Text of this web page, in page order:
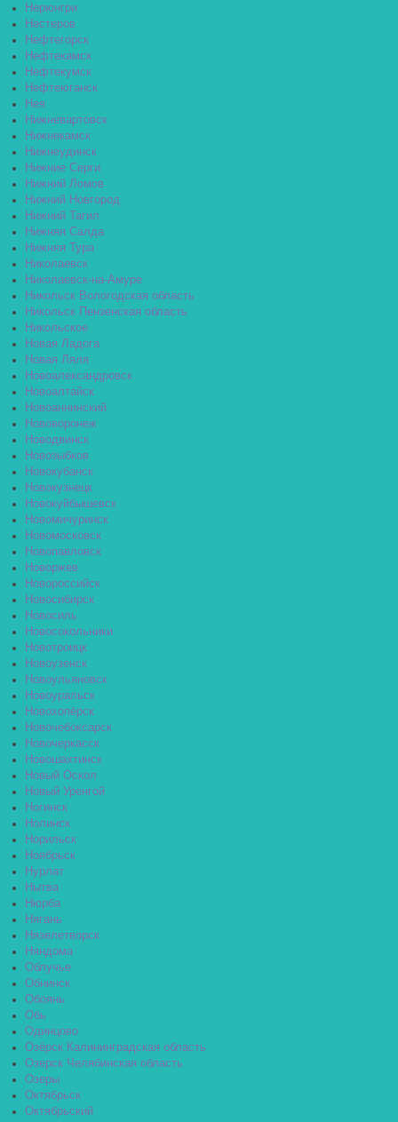
Нерюнгри
Нестеров
Нефтегорск
Нефтекамск
Нефтекумск
Нефтеюганск
Нея
Нижневартовск
Нижнекамск
Нижнеудинск
Нижние Серги
Нижний Ломов
Нижний Новгород
Нижний Тагил
Нижняя Салда
Нижняя Тура
Николаевск
Николаевск-на-Амуре
Никольск Вологодская область
Никольск Пензенская область
Никольское
Новая Ладога
Новая Ляля
Новоалександровск
Новоалтайск
Новоаннинский
Нововоронеж
Новодвинск
Новозыбков
Новокубанск
Новокузнецк
Новокуйбышевск
Новомичуринск
Новомосковск
Новопавловск
Новоржев
Новороссийск
Новосибирск
Новосиль
Новосокольники
Новотроицк
Новоузенск
Новоульяновск
Новоуральск
Новохопёрск
Новочебоксарск
Новочеркасск
Новошахтинск
Новый Оскол
Новый Уренгой
Ногинск
Нолинск
Норильск
Ноябрьск
Нурлат
Нытва
Нюрба
Нягань
Нязелетворск
Няндома
Облучье
Обнинск
Обоянь
Обь
Одинцово
Озёрск Калининградская область
Озерск Челябинская область
Озеры
Октябрьск
Октябрьский